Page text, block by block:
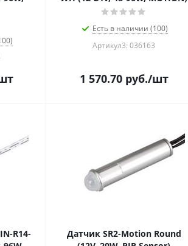
Есть в наличии (100)
Артикул3: 036163
1 570.70руб./шт
R14-
Датчик SR2-Motion Round